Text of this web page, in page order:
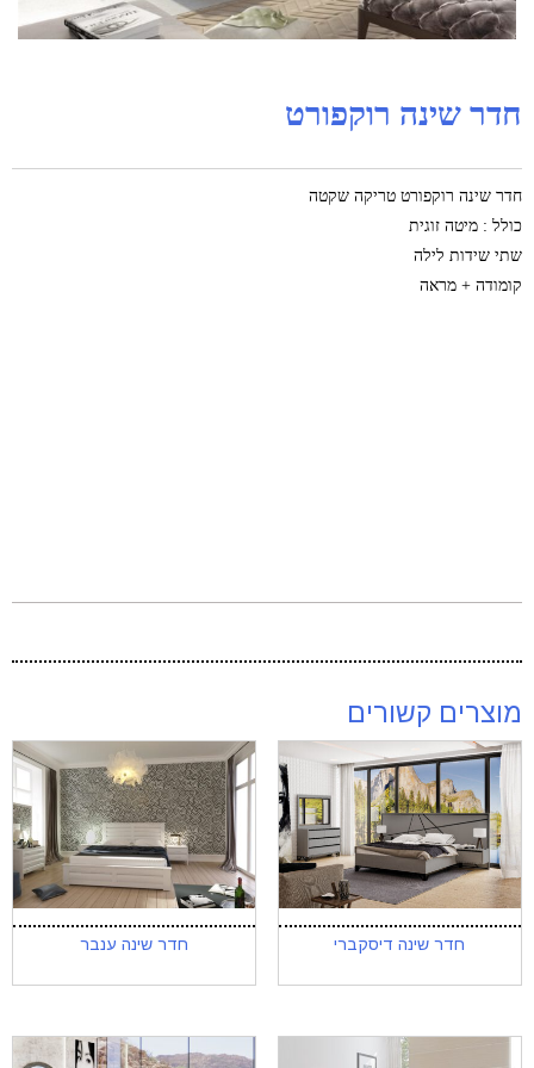
חדר שינה רוקפורט
חדר שינה רוקפורט טריקה שקטה
כולל : מיטה זוגית
שתי שידות לילה
קומודה + מראה
מוצרים קשורים
חדר שינה דיסקברי חדר שינה ענבר